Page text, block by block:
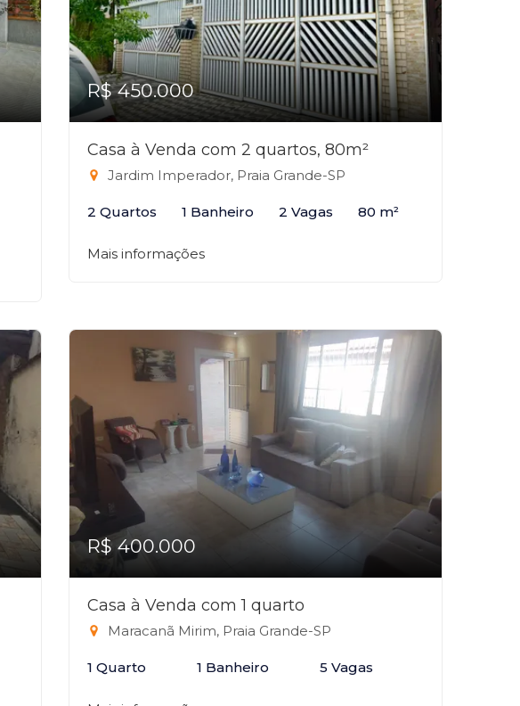
R$ 450.000
Casa à Venda com 2 quartos, 80m²
Jardim Imperador, Praia Grande-SP
2 Quartos 1 Banheiro 2 Vagas 80 m²
Mais informações
R$ 400.000
Casa à Venda com 1 quarto
Maracanã Mirim, Praia Grande-SP
1 Quarto 1 Banheiro 5 Vagas